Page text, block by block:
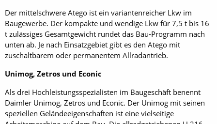
Der mittelschwere Atego ist ein variantenreicher Lkw im
Baugewerbe. Der kompakte und wendige Lkw für 7,5 t bis 16
t zulässiges Gesamtgewicht rundet das Bau-Programm nach
unten ab. Je nach Einsatzgebiet gibt es den Atego mit
zuschaltbarem oder permanentem Allradantrieb.
Unimog, Zetros und Econic
Als drei Hochleistungsspezialisten im Baugeschäft benennt
Daimler Unimog, Zetros und Econic. Der Unimog mit seinen
speziellen Geländeeigenschaften ist eine vielseitige